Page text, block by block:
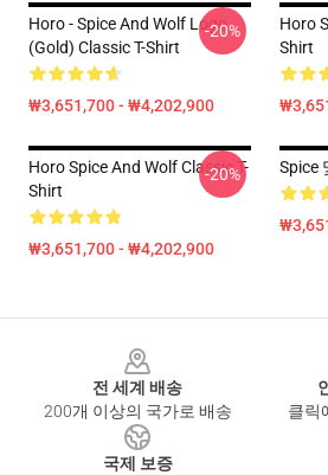
Horo - Spice And Wolf Logo
(Gold) Classic T-Shirt
₩3,651,700 - ₩4,202,900
-20%
Horo
Shirt
Horo Spice And Wolf Classic T-
Shirt
₩3,651,700 - ₩4,202,900
-20% Spice
전 세계 배송
200개 이상의 국가로 배송
클릭
국제 보증